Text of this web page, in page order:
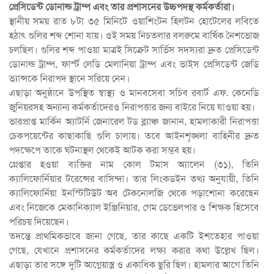
প্রেসিডেন্ট ডোনাল্ড ট্রাম্প এবং তার প্রশাসনের উচ্চপদস্থ কর্মকর্তারা।
স্থানীয় সময় রাত ৮টা ৩৫ মিনিটে ওয়াশিংটন হিলটন হোটেলের লবিতে
হঠাৎ গুলির শব্দ শোনা যায়। ওই সময় নিচতলার বলরুমে বার্ষিক নৈশভোজ
চলছিল। গুলির শব্দ পাওয়া মাত্রই সিক্রেট সার্ভিস সদস্যরা দ্রুত প্রেসিডেন্ট
ডোনাল্ড ট্রাম্প, ফার্স্ট লেডি মেলানিয়া ট্রাম্প এবং ভাইস প্রেসিডেন্ট জেডি
ভ্যান্সকে নিরাপদ স্থানে সরিয়ে নেন।
এছাড়া অনুষ্ঠানে উপস্থিত স্বাস্থ্য ও মানবসেবা সচিব রবার্ট এফ. কেনেডি
জুনিয়রসহ অন্যান্য কর্মকর্তাদেরও নিরাপত্তার জন্য বাইরে নিয়ে যাওয়া হয়।
ভারপ্রাপ্ত মার্কিন অ্যাটর্নি জেনারেল টড ব্ল্যাঞ্চ জানান, হামলাকারী নিরাপত্তা
চেকপয়েন্টের কাছাকাছি গুলি চালায়। তবে আইনশৃঙ্খলা বাহিনীর দ্রুত
পদক্ষেপে তাকে ঘটনাস্থল থেকেই আটক করা সম্ভব হয়।
গ্রেপ্তার হওয়া ব্যক্তির নাম কোল টমাস অ্যালেন (৩১), তিনি
ক্যালিফোর্নিয়ার টরেন্সের বাসিন্দা। তার লিংকডইন তথ্য অনুযায়ী, তিনি
ক্যালিফোর্নিয়া ইনস্টিটিউট অব টেকনোলজি থেকে পড়াশোনা করেছেন
এবং নিজেকে মেকানিক্যাল ইঞ্জিনিয়ার, গেম ডেভেলপার ও শিক্ষক হিসেবে
পরিচয় দিয়েছেন।
তদন্তে প্রাথমিকভাবে জানা গেছে, তার কাছে একটি ইশতেহার পাওয়া
গেছে, যেখানে প্রশাসনের কর্মকর্তাদের লক্ষ্য করার কথা উল্লেখ ছিল।
এছাড়া তার সঙ্গে দুটি আগ্নেয়াস্ত্র ও একাধিক ছুরি ছিল। হামলার আগে তিনি